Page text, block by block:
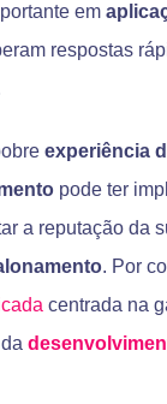
em
respostas
experiência
pode ter
a reputação da
. Por
centrada na